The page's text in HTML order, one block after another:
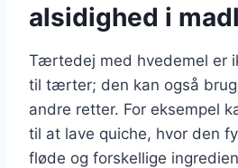
alsidighed i
Tærtedej med hvedemel er
til tærter; den kan også
andre retter. For eksempel
til at lave quiche, hvor den
fløde og forskellige